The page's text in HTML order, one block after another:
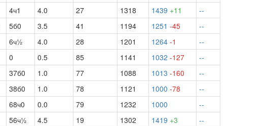
4ч1 4.0 27 1318 1439 +11
--
5б0 3.5 41 1194 1251 -45
--
6ч½ 4.0 28 1201 1264 -1
--
0 0.5 85 1141 1032 -127
--
37б0 1.0 77 1088 1013 -160
--
38б0 1.0 78 1121 1000 -78
--
68ч0 0.0 79 1232 1000
--
56ч½ 4.5 19 1302 1419 +3
--